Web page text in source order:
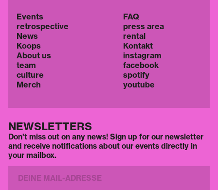
Events
retrospective
News
Koops
About us
team
culture
Merch
FAQ
press area
rental
Kontakt
instagram
facebook
spotify
youtube
NEWSLETTERS
Don't miss out on any news! Sign up for our newsletter
and receive notifications about our events directly in
your mailbox.